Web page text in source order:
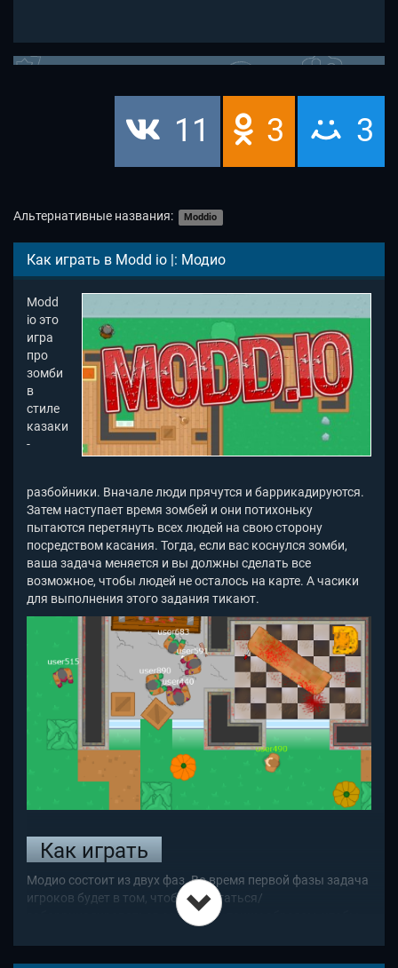
11 3 3
Альтернативные названия: Moddio
Как играть в Modd io |: Модио
Modd
io это
игра
про
зомби
в
стиле
казаки
-
разбойники. Вначале люди прячутся и баррикадируются.
Затем наступает время зомбей и они потихоньку
пытаются перетянуть всех людей на свою сторону
посредством касания. Тогда, если вас коснулся зомби,
ваша задача меняется и вы должны сделать все
возможное, чтобы людей не осталось на карте. А часики
для выполнения этого задания тикают.
Как играть
Модио состоит из двух фаз. Во время первой фазы задача
игроков будет в том, чтобы спрятаться/
забаррикадироваться совместно таким образом, чтобы